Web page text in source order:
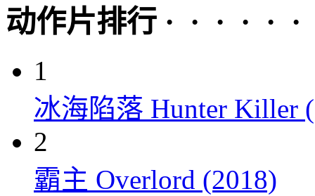
动作片排行 · · · · · ·
1
冰海陷落 Hunter Killer
2
霸主 Overlord (2018)